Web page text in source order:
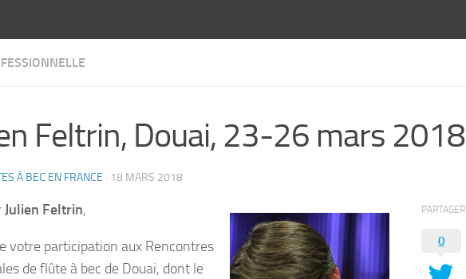
Feltrin, Douai, 23-26 mars 2018
À BEC EN FRANCE · 18 MARS 2018
Julien Feltrin,
votre participation aux Rencontres
de flûte à bec de Douai, dont le
PARTAGER
0